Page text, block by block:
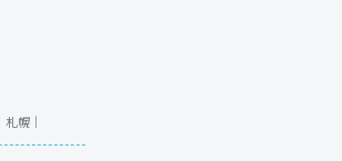
札幌｜